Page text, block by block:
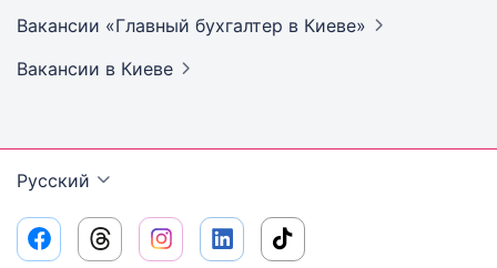
Вакансии «Главный бухгалтер в Киеве»
Вакансии в Киеве
Русский